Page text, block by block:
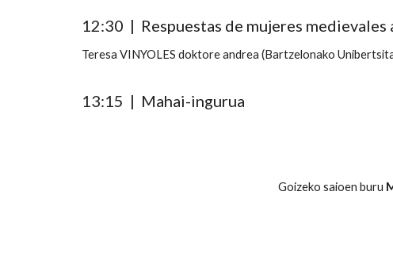
12:30 | Respuestas de mujeres
Teresa VINYOLES doktore andrea (Bartzelonako
13:15 | Mahai-ingurua
Goizeko saioen buru